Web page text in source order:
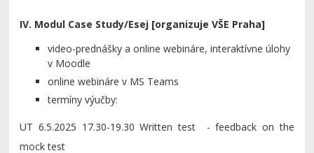
IV. Modul Case Study/Esej [organizuje VŠE Praha]
video-prednášky a online webináre, interaktívne úlohy
v Moodle
online webináre v MS Teams
termíny výučby:
UT 6.5.2025 17.30-19.30 Written test - feedback on the
mock test